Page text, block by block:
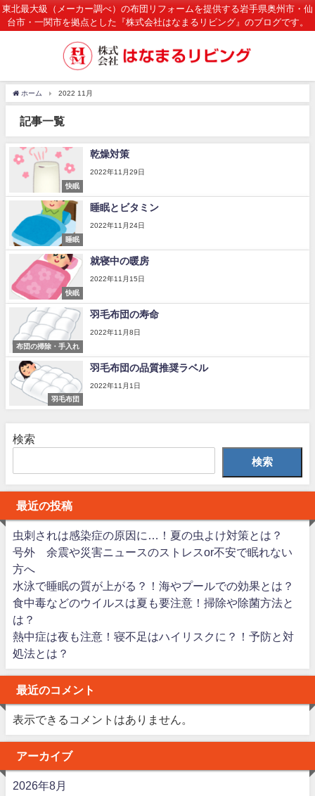
東北最大級（メーカー調べ）の布団リフォームを提供する岩手県奥州市・仙
台市・一関市を拠点とした『株式会社はなまるリビング』のブログです。
ホーム 2022 11月
記事一覧
快眠
乾燥対策
2022年11月29日
睡眠
睡眠とビタミン
2022年11月24日
快眠
就寝中の暖房
2022年11月15日
布団の掃除・手入れ
羽毛布団の寿命
2022年11月8日
羽毛布団
羽毛布団の品質推奨ラベル
2022年11月1日
検索
検索
最近の投稿
虫刺されは感染症の原因に…！夏の虫よけ対策とは？
号外 余震や災害ニュースのストレスor不安で眠れない
方へ
水泳で睡眠の質が上がる？！海やプールでの効果とは？
食中毒などのウイルスは夏も要注意！掃除や除菌方法と
は？
熱中症は夜も注意！寝不足はハイリスクに？！予防と対
処法とは？
最近のコメント
表示できるコメントはありません。
アーカイブ
2026年8月